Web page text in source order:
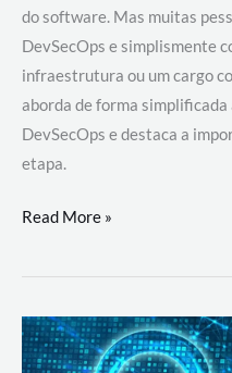
do software. Mas muitas
DevSecOps e simplismente
infraestrutura ou um cargo
aborda de forma simplificada
DevSecOps e destaca a
etapa.
DevSecOps
Prática:
Desenvolvimento,
Segurança
Read More »